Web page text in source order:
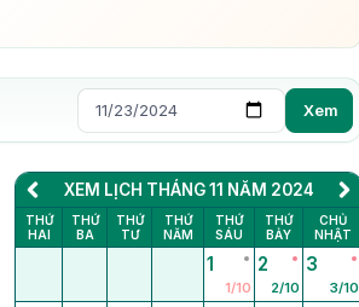
Xem
XEM LỊCH THÁNG 11 NĂM 2024
THỨ
HAI
THỨ
BA
THỨ
TƯ
THỨ
NĂM
THỨ
SÁU
THỨ
BẢY
CHỦ
NHẬT
1
1/10
2
2/10
3
3/10